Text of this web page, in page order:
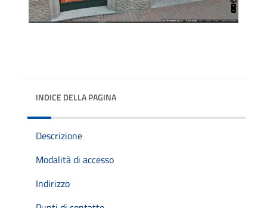
INDICE DELLA PAGINA
Descrizione
Modalità di accesso
Indirizzo